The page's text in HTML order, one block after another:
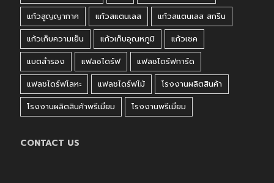
แก้วสูญญากาศ
แก้วสแตนเลส
แก้วสแตนเลส สกรีน
แก้วเก็บความเย็น
แก้วเก็บอุณหภูมิ
แก้วเชค
แบตสำรอง
แฟลชไดร์ฟ
แฟลชไดร์ฟการ์ด
แฟลชไดร์ฟโลหะ
แฟลชไดร์ฟไม้
โรงงานผลิตสินค้า
โรงงานผลิตสินค้าพรีเมี่ยม
โรงงานพรีเมี่ยม
CONTACT US